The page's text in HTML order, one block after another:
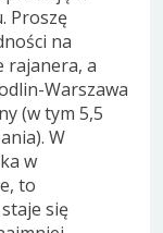
Proszę
na
rajanera, a
Warszawa
(w tym 5,5
W
w
to
się